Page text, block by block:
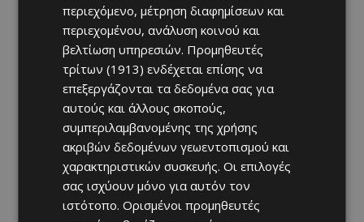
περιεχόμενο, μέτρηση διαφημίσεων και
περιεχομένου, ανάλυση κοινού και
βελτίωση υπηρεσιών. Προμηθευτές
τρίτων (1913) ενδέχεται επίσης να
επεξεργάζονται τα δεδομένα σας για
αυτούς και άλλους σκοπούς,
συμπεριλαμβανομένης της χρήσης
ακριβών δεδομένων γεωεντοπισμού και
χαρακτηριστικών συσκευής. Οι επιλογές
σας ισχύουν μόνο για αυτόν τον
ιστότοπο. Ορισμένοι προμηθευτές